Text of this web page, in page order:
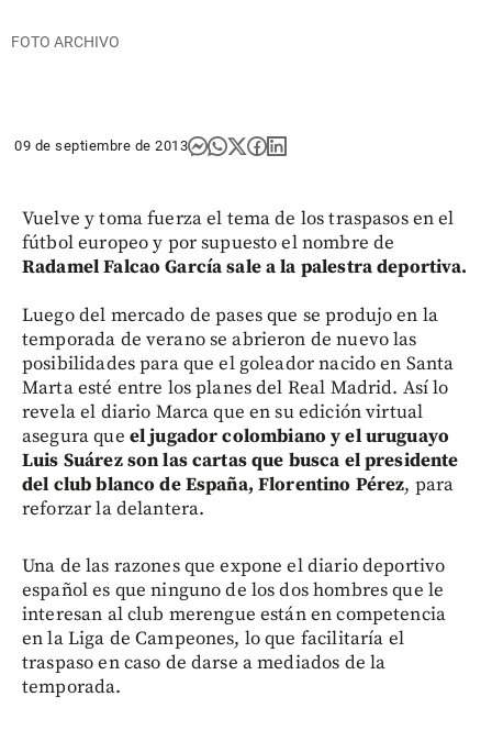
FOTO ARCHIVO
09 de septiembre de 2013
Vuelve y toma fuerza el tema de los traspasos en el
fútbol europeo y por supuesto el nombre de
Radamel Falcao García sale a la palestra deportiva.
Luego del mercado de pases que se produjo en la
temporada de verano se abrieron de nuevo las
posibilidades para que el goleador nacido en Santa
Marta esté entre los planes del Real Madrid. Así lo
revela el diario Marca que en su edición virtual
asegura que el jugador colombiano y el uruguayo
Luis Suárez son las cartas que busca el presidente
del club blanco de España, Florentino Pérez, para
reforzar la delantera.
Una de las razones que expone el diario deportivo
español es que ninguno de los dos hombres que le
interesan al club merengue están en competencia
en la Liga de Campeones, lo que facilitaría el
traspaso en caso de darse a mediados de la
temporada.